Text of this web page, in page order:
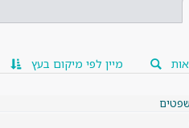
מיין לפי מיקום בעץ